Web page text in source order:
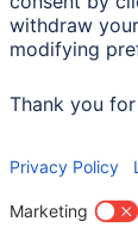
danych